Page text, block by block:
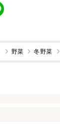
野菜 冬野菜